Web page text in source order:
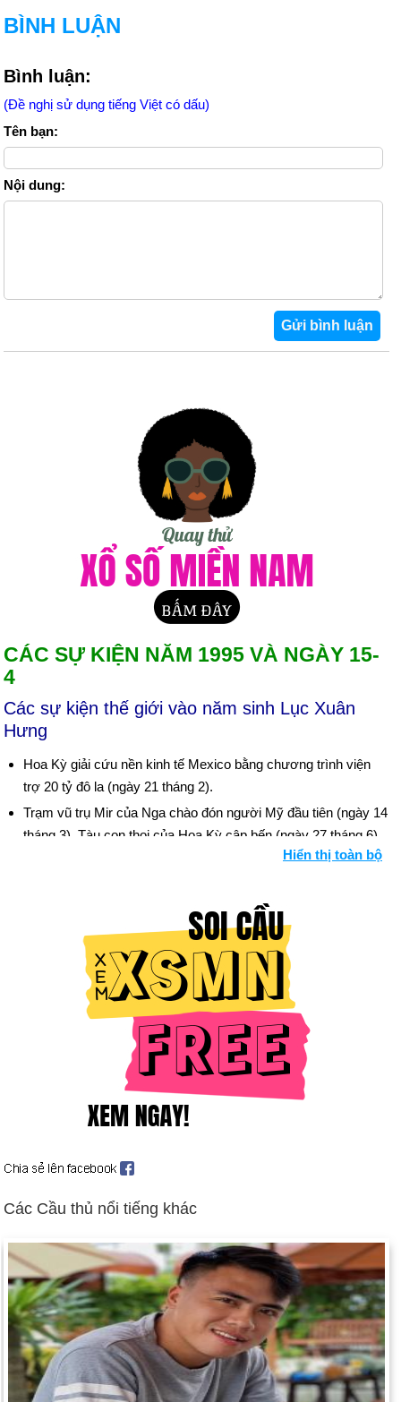
BÌNH LUẬN
Bình luận:
(Đề nghị sử dụng tiếng Việt có dấu)
Tên bạn:
Nội dung:
CÁC SỰ KIỆN NĂM 1995 VÀ NGÀY 15-
4
Các sự kiện thế giới vào năm sinh Lục Xuân
Hưng
Hoa Kỳ giải cứu nền kinh tế Mexico bằng chương trình viện
trợ 20 tỷ đô la (ngày 21 tháng 2).
Trạm vũ trụ Mir của Nga chào đón người Mỹ đầu tiên (ngày 14
tháng 3). Tàu con thoi của Hoa Kỳ cập bến (ngày 27 tháng 6).
Vụ tấn công bằng khí gas ở tàu điện ngầm ở Tokyo làm 8
phái Aum Shinrikyo ("Chân lý tối cao") (ngày 20 tháng 3). Bối
cảnh: Khủng bố quốc tế
Số người chết là 2.000 trong vụ thảm sát ở Rwanda (ngày 22
Giao tranh leo thang ở Bosnia và Croatia (ngày 1 tháng 5).
Các bên tham chiến đồng ý về việc ngừng bắn (ngày 5 tháng
10); ký hiệp ước hòa bình (ngày 14 tháng 12).
Pháp cho nổ thiết bị hạt nhân ở Thái Bình Dương; các cuộc
biểu tình rộng rãi xảy ra sau đó (ngày 5 tháng 9). Bối cảnh: vũ
khí hạt nhân
Tây cho người Ả Rập (ngày 24 tháng 9). Thủ tướng Israel
tinh vì hòa bình (ngày 4 tháng 11).
Ngày sinh Lục Xuân Hưng (15-4) trong lịch sử
Ngày 15-4 năm 1755:Nhà văn Samuel Johnson đã xuất bản
cuốn sách Từ điển tiếng Anh của mình.
Ngày 15-4 năm 1817:Nhà giáo Thomas Hopkins Gallaudet đã
mở trường học miễn phí đầu tiên của Mỹ cho người khiếm
thính ở Hartford, Conn.
Ngày 15-4 năm 1861:Để đối phó với cuộc tấn công vào Pháo
Hiển thị toàn bộ
Các Cầu thủ nổi tiếng khác